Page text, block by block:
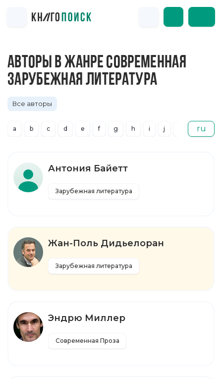
АВТОРЫ В ЖАНРЕ СОВРЕМЕННАЯ
ЗАРУБЕЖНАЯ ЛИТЕРАТУРА
Все авторы
a b c d e f g h i j ru
Антония Байетт
Зарубежная литература
Жан-Поль Дидьелоран
Зарубежная литература
Эндрю Миллер
Современная Проза